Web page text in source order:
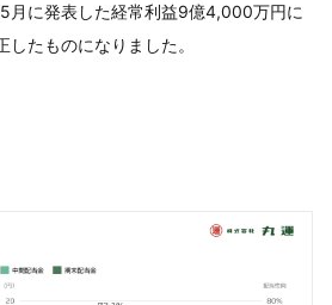
月に発表した経常利益9億4,000万円に
たものになりました。